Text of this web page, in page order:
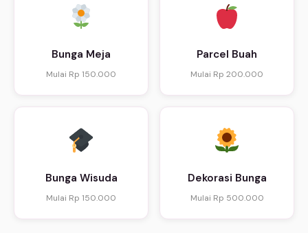
Bunga Meja
Mulai Rp 150.000
Parcel Buah
Mulai Rp 200.000
Bunga Wisuda
Mulai Rp 150.000
Dekorasi Bunga
Mulai Rp 500.000